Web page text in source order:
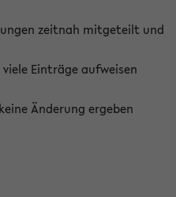
zeitnah mitgeteilt und
Einträge aufweisen
Änderung ergeben